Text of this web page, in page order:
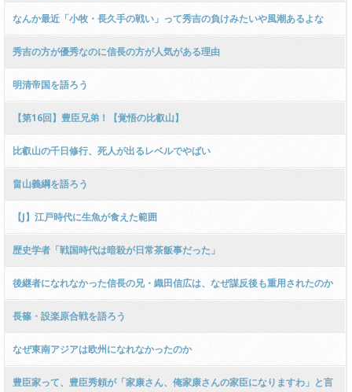
なんか最近「小牧・長久手の戦い」って秀吉の負けみたいや風潮あるよな
秀吉の方が優秀なのに信長の方が人気がある理由
明清帝国を語ろう
【第16回】豊臣兄弟！【覚悟の比叡山】
比叡山の千日修行、死人が出るレベルでやばい
畠山義綱を語ろう
【J】江戸時代に生魚が食えた範囲
歴史学者「戦国時代は暗殺が日常茶飯事だった」
後継者になれなかった信長の兄・織田信広は、なぜ謀反後も重用されたのか
長篠・設楽原合戦を語ろう
なぜ東南アジアは欧州になれなかったのか
豊臣家って、豊臣秀頼が「家康さん、俺家康さんの家臣になりますわ」と言